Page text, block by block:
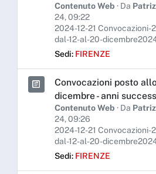
Contenuto Web · Da
24, 09:22
2024-12-21
dal-12-al-20-
Sedi: FIRENZE
Convocazioni posto
dicembre - anni
Contenuto Web · Da
24, 09:26
2024-12-21
dal-12-al-20-
Sedi: FIRENZE